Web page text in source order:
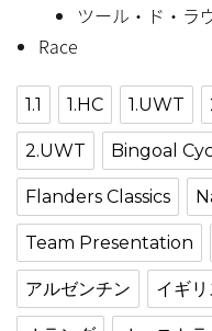
ツール・ド・ラ
Race
1.1 1.HC 1.UWT
2.UWT Bingoal
Flanders Classics
Team Presentation
アルゼンチン イギリ